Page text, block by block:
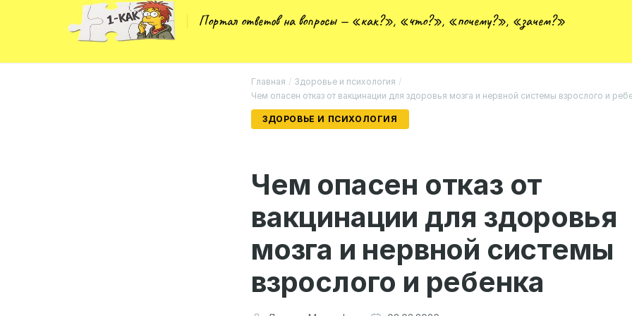
Портал ответов на вопросы — «как?», «что?», «почему?», «зачем?»
Главная / Здоровье и психология /
Чем опасен отказ от вакцинации для здоровья мозга и нервной системы взрослого и
ЗДОРОВЬЕ И ПСИХОЛОГИЯ
Чем опасен отказ от
вакцинации для здоровья
мозга и нервной системы
взрослого и ребенка